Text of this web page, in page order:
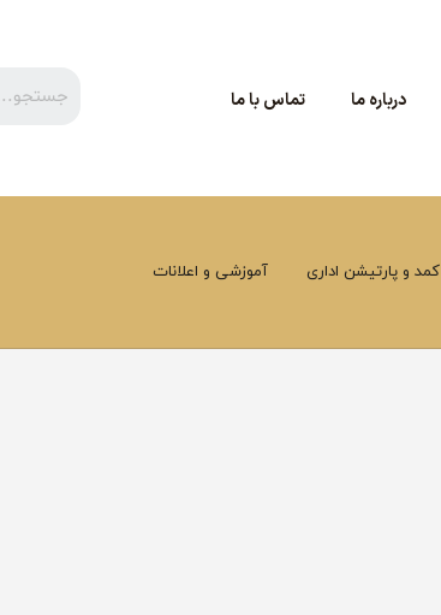
درباره ما تماس با ما
کمد و پارتیشن اداری آموزشی و اعلانات